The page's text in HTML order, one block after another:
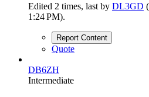
Edited 2 times, last by DL3GD (
1:24 PM).
Report Content
Quote
DB6ZH
Intermediate